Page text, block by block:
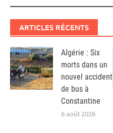
ARTICLES RÉCENTS
Algérie : Six
morts dans un
nouvel accident
de bus à
Constantine
6 août 2026